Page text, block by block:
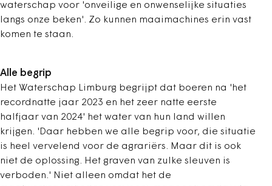
waterschap voor 'onveilige en onwenselijke situaties
langs onze beken'. Zo kunnen maaimachines erin vast
komen te staan.
Alle begrip
Het Waterschap Limburg begrijpt dat boeren na 'het
recordnatte jaar 2023 en het zeer natte eerste
halfjaar van 2024' het water van hun land willen
krijgen. 'Daar hebben we alle begrip voor, die situatie
is heel vervelend voor de agrariërs. Maar dit is ook
niet de oplossing. Het graven van zulke sleuven is
verboden.' Niet alleen omdat het de